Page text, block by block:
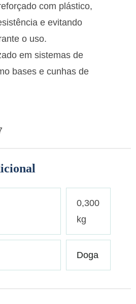
com plástico,
e evitando
o uso.
em sistemas de
bases e cunhas de
0,300
kg
Doga